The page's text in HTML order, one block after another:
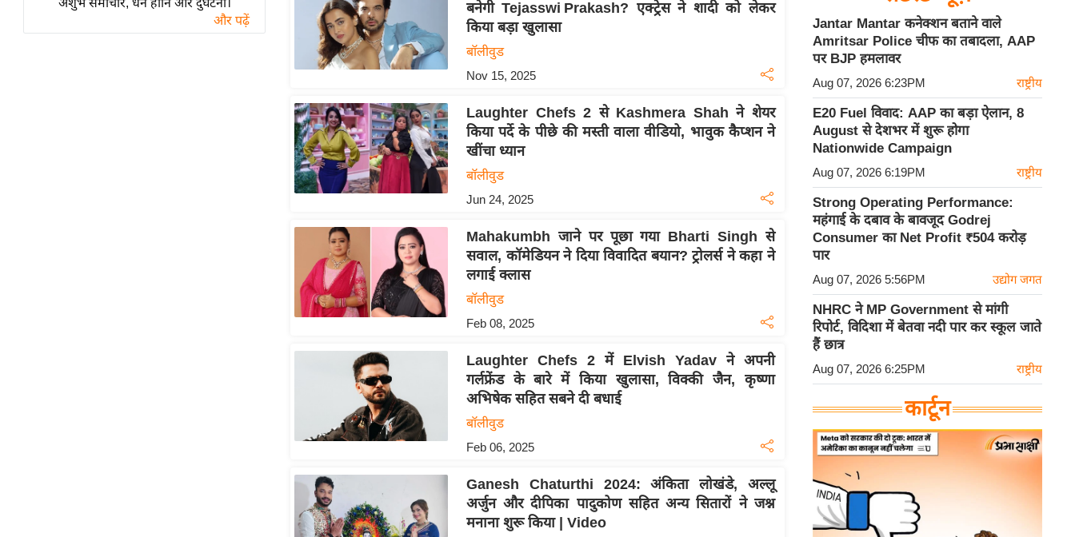
अशुभ समाचार, धन हानि और दुर्घटना।
और पढ़ें
बनेगी Tejasswi Prakash? एक्ट्रेस ने शादी को लेकर
किया बड़ा खुलासा
बॉलीवुड
Nov 15, 2025
Laughter Chefs 2 से Kashmera Shah ने शेयर
किया पर्दे के पीछे की मस्ती वाला वीडियो, भावुक कैप्शन ने
खींचा ध्यान
बॉलीवुड
Jun 24, 2025
Mahakumbh जाने पर पूछा गया Bharti Singh से
सवाल, कॉमेडियन ने दिया विवादित बयान? ट्रोलर्स ने कहा ने
लगाई क्लास
बॉलीवुड
Feb 08, 2025
Laughter Chefs 2 में Elvish Yadav ने अपनी
गर्लफ्रेंड के बारे में किया खुलासा, विक्की जैन, कृष्णा
अभिषेक सहित सबने दी बधाई
बॉलीवुड
Feb 06, 2025
Ganesh Chaturthi 2024: अंकिता लोखंडे, अल्लू
अर्जुन और दीपिका पादुकोण सहित अन्य सितारों ने जश्न
मनाना शुरू किया | Video
Jantar Mantar कनेक्शन बताने वाले
Amritsar Police चीफ का तबादला, AAP
पर BJP हमलावर
Aug 07, 2026 6:23PM राष्ट्रीय
E20 Fuel विवाद: AAP का बड़ा ऐलान, 8
August से देशभर में शुरू होगा
Nationwide Campaign
Aug 07, 2026 6:19PM राष्ट्रीय
Strong Operating Performance:
महंगाई के दबाव के बावजूद Godrej
Consumer का Net Profit ₹504 करोड़
पार
Aug 07, 2026 5:56PM उद्योग जगत
NHRC ने MP Government से मांगी
रिपोर्ट, विदिशा में बेतवा नदी पार कर स्कूल जाते
हैं छात्र
Aug 07, 2026 6:25PM राष्ट्रीय
कार्टून